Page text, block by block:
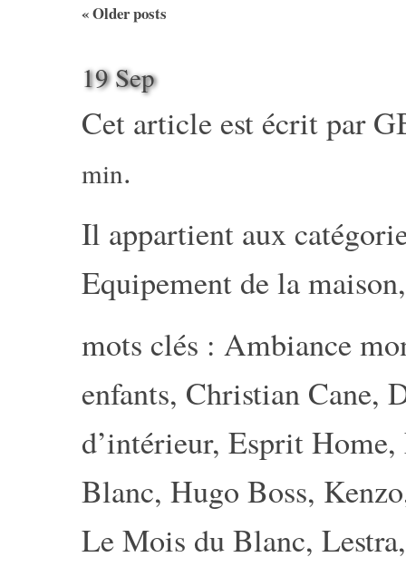
«Older posts
19 Sep
Cet article est écrit par
min.
Il appartient aux
Equipement de la maison
mots clés : Ambiance
enfants, Christian Cane,
d’intérieur, Esprit Home,
Blanc, Hugo Boss, Kenzo
Le Mois du Blanc, Lestra